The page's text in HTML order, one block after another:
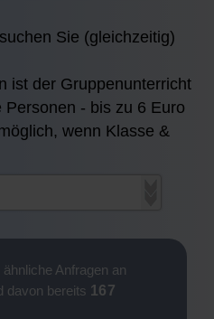
Sie (gleichzeitig)
ist der Gruppenunterricht
- bis zu 6 Euro
wenn Klasse &
ähnliche Anfragen an
davon bereits 167